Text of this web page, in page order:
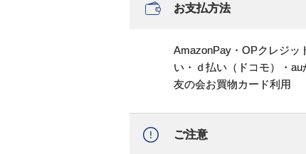
お支払方法
AmazonPay・OPクレジッ
い・ｄ払い（ドコモ）・
友の会お買物カード利用
ご注意